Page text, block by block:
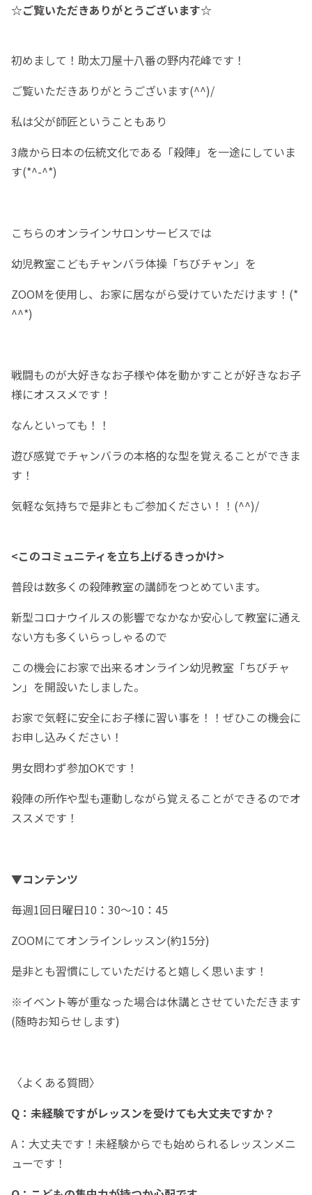
☆ご覧いただきありがとうございます☆
初めまして！助太刀屋十八番の野内花峰です！
ご覧いただきありがとうございます(^^)/
私は父が師匠ということもあり
3歳から日本の伝統文化である「殺陣」を一途にしていま
す(*^-^*)
こちらのオンラインサロンサービスでは
幼児教室こどもチャンバラ体操「ちびチャン」を
ZOOMを使用し、お家に居ながら受けていただけます！(*
^^*)
戦闘ものが大好きなお子様や体を動かすことが好きなお子
様にオススメです！
なんといっても！！
遊び感覚でチャンバラの本格的な型を覚えることができま
す！
気軽な気持ちで是非ともご参加ください！！(^^)/
<このコミュニティを立ち上げるきっかけ>
普段は数多くの殺陣教室の講師をつとめています。
新型コロナウイルスの影響でなかなか安心して教室に通え
ない方も多くいらっしゃるので
この機会にお家で出来るオンライン幼児教室「ちびチャ
ン」を開設いたしました。
お家で気軽に安全にお子様に習い事を！！ぜひこの機会に
お申し込みください！
男女問わず参加OKです！
殺陣の所作や型も運動しながら覚えることができるのでオ
ススメです！
▼コンテンツ
毎週1回日曜日10：30～10：45
ZOOMにてオンラインレッスン(約15分)
是非とも習慣にしていただけると嬉しく思います！
※イベント等が重なった場合は休講とさせていただきます
(随時お知らせします)
〈よくある質問〉
Q：未経験ですがレッスンを受けても大丈夫ですか？
A：大丈夫です！未経験からでも始められるレッスンメニ
ューです！